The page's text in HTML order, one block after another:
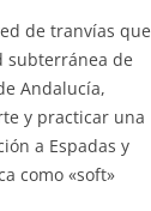
de tranvías que
subterránea de
Andalucía,
y practicar una
a Espadas y
como «soft»